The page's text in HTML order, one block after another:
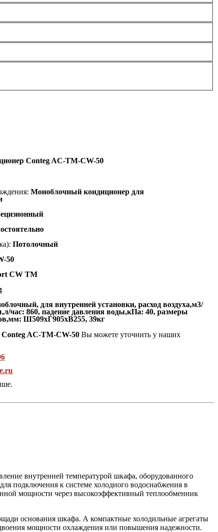
Conteg AC-TM-CW-50
Моноблочный кондиционер для
Потолочный
50
CW TM
для внутренней установки, расход воздуха,м3/
час: 860, падение давления воды,кПа: 40, размеры
Ш509хГ905хВ255, 39кг
AC-TM-CW-50Вы можете уточнить у наших
внутренней температурой шкафа, оборудованного
подключения к системе холодного водоснабжения в
мощности через высокоэффективный теплообменник
основания шкафа. А компактные холодильные агрегаты
мощности охлаждения или повышения надежности.